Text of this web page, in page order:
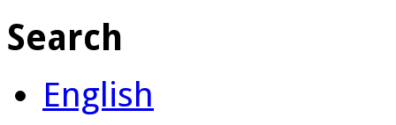
Search
English